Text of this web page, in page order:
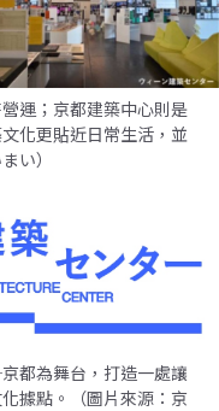
運；京都建築中心則是
化更貼近日常生活，並
い）
都為舞台，打造一處讓
據點。（圖片來源：京